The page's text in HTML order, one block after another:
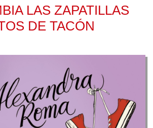
LAS ZAPATILLAS
DE TACÓN